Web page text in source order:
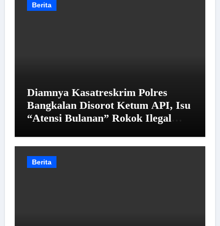
Berita
Diamnya Kasatreskrim Polres
Bangkalan Disorot Ketum API, Isu
“Atensi Bulanan” Rokok Ilegal
Berita